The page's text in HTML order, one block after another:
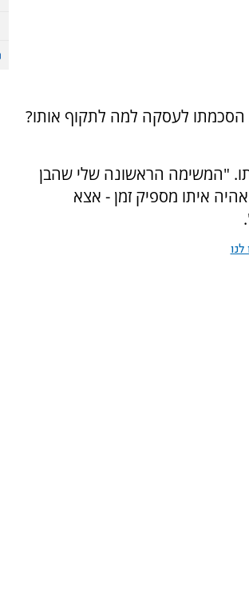
לעסקה למה לתקוף אותו?
"המשימה הראשונה שלי שהבן
איתו מספיק זמן - אצא